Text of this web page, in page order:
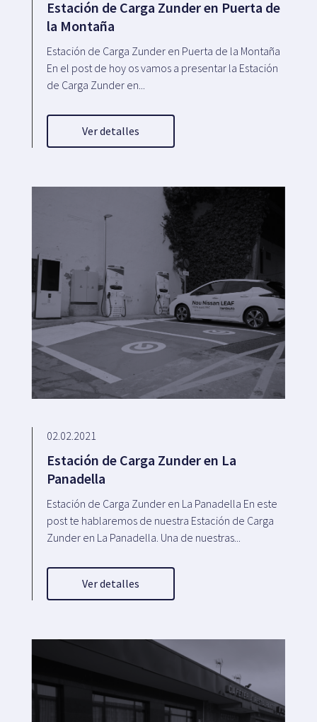
Estación de Carga Zunder en Puerta de
la Montaña
Estación de Carga Zunder en Puerta de la Montaña
En el post de hoy os vamos a presentar la Estación
de Carga Zunder en...
Ver detalles
02.02.2021
Estación de Carga Zunder en La
Panadella
Estación de Carga Zunder en La Panadella En este
post te hablaremos de nuestra Estación de Carga
Zunder en La Panadella. Una de nuestras...
Ver detalles